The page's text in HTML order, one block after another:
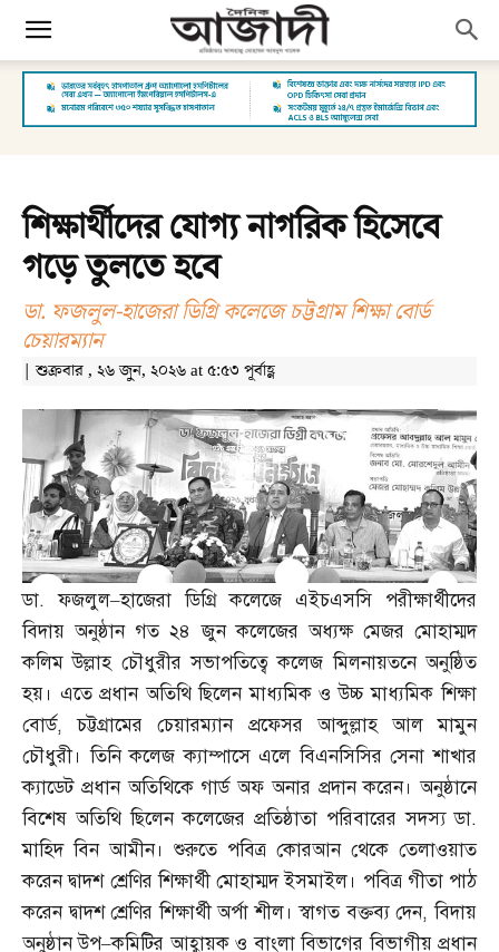
শিক্ষার্থীদের যোগ্য নাগরিক হিসেবে
গড়ে তুলতে হবে
ডা. ফজলুল-হাজেরা ডিগ্রি কলেজে চট্টগ্রাম শিক্ষা বোর্ড
চেয়ারম্যান
| শুক্রবার , ২৬ জুন, ২০২৬ at ৫:৫৩ পূর্বাহ্ণ
ডা.ফজলুল–হাজেরা ডিগ্রি কলেজে এইচএসসি পরীক্ষার্থীদের
বিদায় অনুষ্ঠান গত ২৪ জুন কলেজের অধ্যক্ষ মেজর মোহাম্মদ
কলিম উল্লাহ চৌধুরীর সভাপতিত্বে কলেজ মিলনায়তনে অনুষ্ঠিত
হয়। এতে প্রধান অতিথি ছিলেন মাধ্যমিক ও উচ্চ মাধ্যমিক শিক্ষা
বোর্ড,চট্টগ্রামের চেয়ারম্যান প্রফেসর আব্দুল্লাহ আল মামুন
চৌধুরী। তিনি কলেজ ক্যাম্পাসে এলে বিএনসিসির সেনা শাখার
ক্যাডেট প্রধান অতিথিকে গার্ড অফ অনার প্রদান করেন। অনুষ্ঠানে
বিশেষ অতিথি ছিলেন কলেজের প্রতিষ্ঠাতা পরিবারের সদস্য ডা.
মাহিদ বিন আমীন। শুরুতে পবিত্র কোরআন থেকে তেলাওয়াত
করেন দ্বাদশ শ্রেণির শিক্ষার্থী মোহাম্মদ ইসমাইল। পবিত্র গীতা পাঠ
করেন দ্বাদশ শ্রেণির শিক্ষার্থী অর্পা শীল। স্বাগত বক্তব্য দেন,বিদায়
অনুষ্ঠান উপ–কমিটির আহ্বায়ক ও বাংলা বিভাগের বিভাগীয় প্রধান